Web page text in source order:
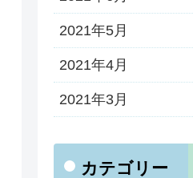
2021年5月
2021年4月
2021年3月
カテゴリー